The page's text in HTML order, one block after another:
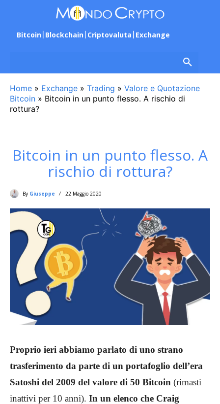
Bitcoin Blockchain Criptovaluta Exchange
Home » Exchange » Trading » Valore e Quotazione
Bitcoin » Bitcoin in un punto flesso. A rischio di
rottura?
Bitcoin in un punto flesso. A
rischio di rottura?
By Giuseppe 22 Maggio 2020
Proprio ieri abbiamo parlato di uno strano
trasferimento da parte di un portafoglio dell’era
Satoshi del 2009 del valore di 50 Bitcoin (rimasti
inattivi per 10 anni). In un elenco che Craig